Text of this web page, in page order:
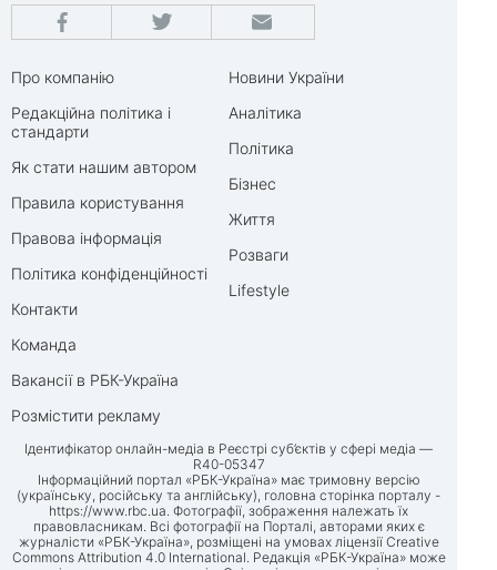
Про компанію
Редакційна політика і
стандарти
Як стати нашим автором
Правила користування
Правова інформація
Політика конфіденційності
Контакти
Команда
Вакансії в РБК-Україна
Розмістити рекламу
Новини України
Аналітика
Політика
Бізнес
Життя
Розваги
Lifestyle
Ідентифікатор онлайн-медіа в Реєстрі суб’єктів у сфері медіа —
R40-05347
Інформаційний портал «РБК-Україна» має тримовну версію
(українську, російську та англійську), головна сторінка порталу -
https://www.rbc.ua. Фотографії, зображення належать їх
правовласникам. Всі фотографії на Порталі, авторами яких є
журналісти «РБК-Україна», розміщені на умовах ліцензії Creative
Commons Attribution 4.0 International. Редакція «РБК-Україна» може